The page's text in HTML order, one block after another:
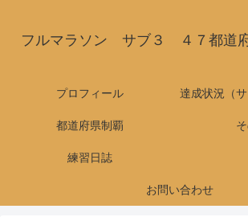
フルマラソン サブ３ ４７都道
プロフィール 達成状況（
都道府県制覇
練習日誌
お問い合わせ